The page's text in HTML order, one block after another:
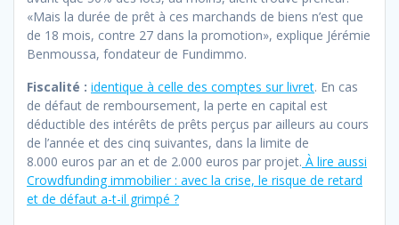
«Mais la durée de prêt à ces marchands de biens n’est que
de 18 mois, contre 27 dans la promotion», explique Jérémie
Benmoussa, fondateur de Fundimmo.
Fiscalité : identique à celle des comptes sur livret. En cas
de défaut de remboursement, la perte en capital est
déductible des intérêts de prêts perçus par ailleurs au cours
de l’année et des cinq suivantes, dans la limite de
8.000 euros par an et de 2.000 euros par projet. À lire aussi
Crowdfunding immobilier : avec la crise, le risque de retard
et de défaut a-t-il grimpé ?